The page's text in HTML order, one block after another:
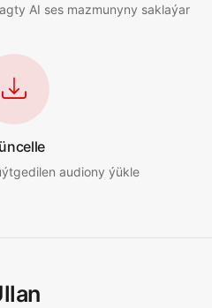
AI ses mazmunyny saklaýar
audiony ýükle